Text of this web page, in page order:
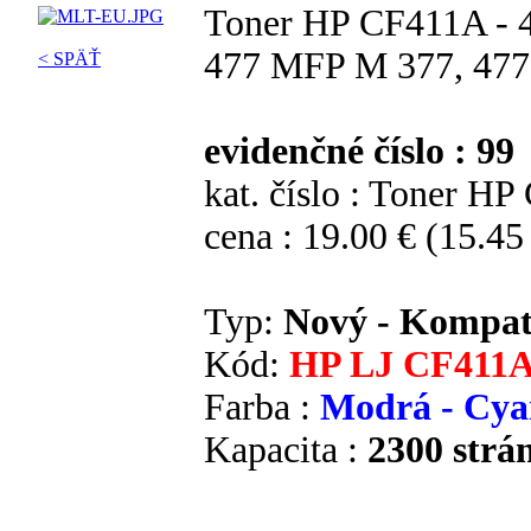
< SPÄŤ
Toner HP CF411A -
477 MFP M 377,
evidenčné číslo : 99
kat. číslo : Toner HP
cena : 19.00 €
Typ: Nový -
Kód: HP LJ
Farba : Modrá -
Kapacita : 2300